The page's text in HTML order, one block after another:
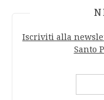
Iscriviti alla
Santo